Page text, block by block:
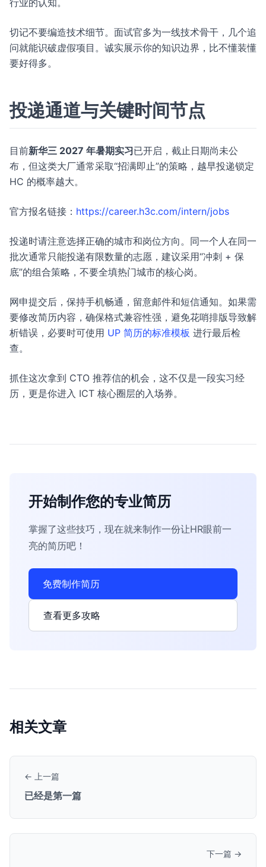
行业的认知。
切记不要编造技术细节。面试官多为一线技术骨干，几个追
问就能识破虚假项目。诚实展示你的知识边界，比不懂装懂
要好得多。
投递通道与关键时间节点
目前新华三 2027 年暑期实习已开启，截止日期尚未公
布，但这类大厂通常采取“招满即止”的策略，越早投递锁定
HC 的概率越大。
官方报名链接： https://career.h3c.com/intern/jobs
投递时请注意选择正确的城市和岗位方向。同一个人在同一
批次通常只能投递有限数量的志愿，建议采用“冲刺 + 保
底”的组合策略，不要全填热门城市的核心岗。
网申提交后，保持手机畅通，留意邮件和短信通知。如果需
要修改简历内容，确保格式兼容性强，避免花哨排版导致解
析错误，必要时可使用 UP 简历的标准模板 进行最后检
查。
抓住这次拿到 CTO 推荐信的机会，这不仅是一段实习经
历，更是你进入 ICT 核心圈层的入场券。
开始制作您的专业简历
掌握了这些技巧，现在就来制作一份让HR眼前一
亮的简历吧！
免费制作简历
查看更多攻略
相关文章
← 上一篇
已经是第一篇
下一篇 →